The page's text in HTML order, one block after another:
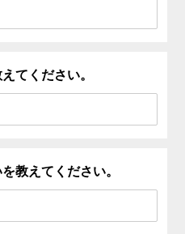
てください。
教えてください。